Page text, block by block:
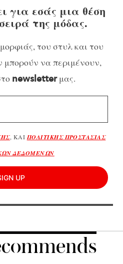
για εσάς μια θέση
της μόδας.
του στυλ και του
μπορούν να περιμένουν,
newsletterμας.
, ΚΑΙ ΠΟΛΙΤΙΚΗΣ ΠΡΟΣΤΑΣΙΑΣ
ΔΕΔΟΜΕΝΩΝ
UP